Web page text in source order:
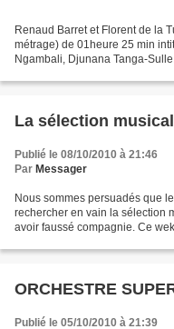
Renaud Barret et Florent de la
métrage) de 01heure 25 min
Ngambali, Djunana Tanga-
La sélection
Publié le 08/10/2010 à 21:46
Par Messager
Nous sommes persuadés que
rechercher en vain la sélection
avoir faussé compagnie. Ce
ORCHESTRE
Publié le 05/10/2010 à 21:39